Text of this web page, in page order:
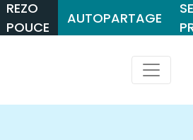
REZO
POUCE
AUTOPARTAGE